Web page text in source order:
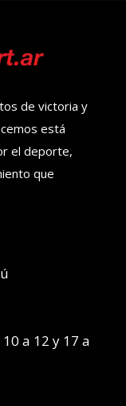
de victoria y
está
el deporte,
que
a 12 y 17 a